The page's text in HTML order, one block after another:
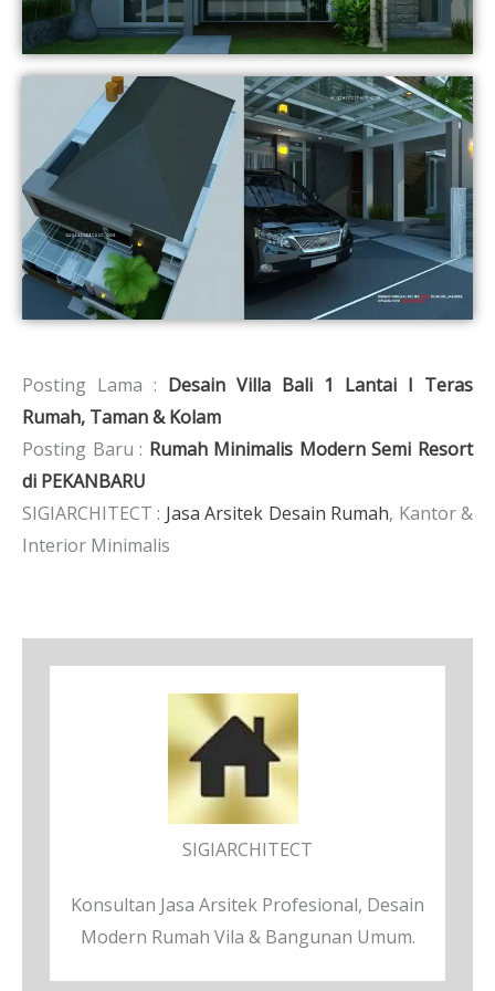
Posting Lama : Desain Villa Bali 1 Lantai I Teras
Rumah, Taman & Kolam
Posting Baru : Rumah Minimalis Modern Semi Resort
di PEKANBARU
SIGIARCHITECT : Jasa Arsitek Desain Rumah, Kantor &
Interior Minimalis
SIGIARCHITECT
Konsultan Jasa Arsitek Profesional, Desain
Modern Rumah Vila & Bangunan Umum.